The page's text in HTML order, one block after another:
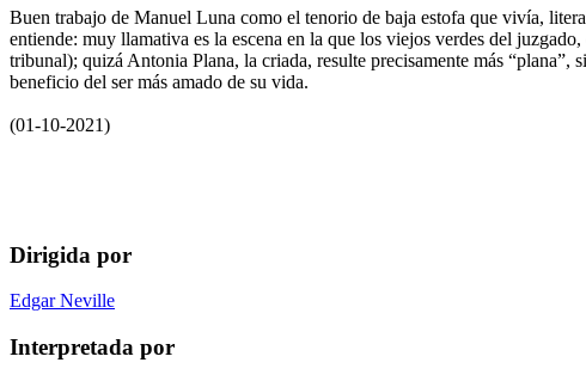
Buen trabajo de Manuel Luna como el tenorio de baja estofa que vivía,
entiende: muy llamativa es la escena en la que los viejos verdes del
tribunal); quizá Antonia Plana, la criada, resulte precisamente más
beneficio del ser más amado de su vida.
(01-10-2021)
Dirigida por
Edgar Neville
Interpretada por